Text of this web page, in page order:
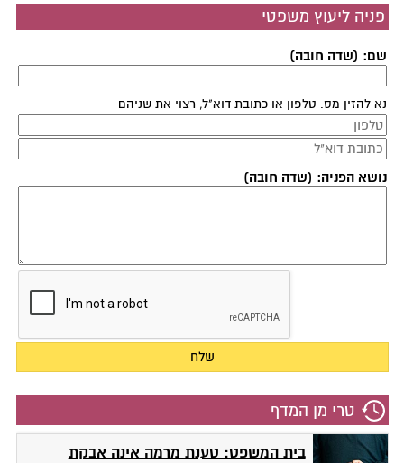
פניה ליעוץ משפטי
שם: (שדה חובה)
נא להזין מס. טלפון או כתובת דוא"ל, רצוי את שניהם
נושא הפניה: (שדה חובה)
טרי מן המדף
בית המשפט: טענת מרמה אינה אבקת